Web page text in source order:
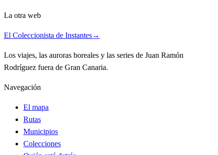
La otra web
El Coleccionista de Instantes→
Los viajes, las auroras boreales y las series de Juan Ramón
Rodríguez fuera de Gran Canaria.
Navegación
El mapa
Rutas
Municipios
Colecciones